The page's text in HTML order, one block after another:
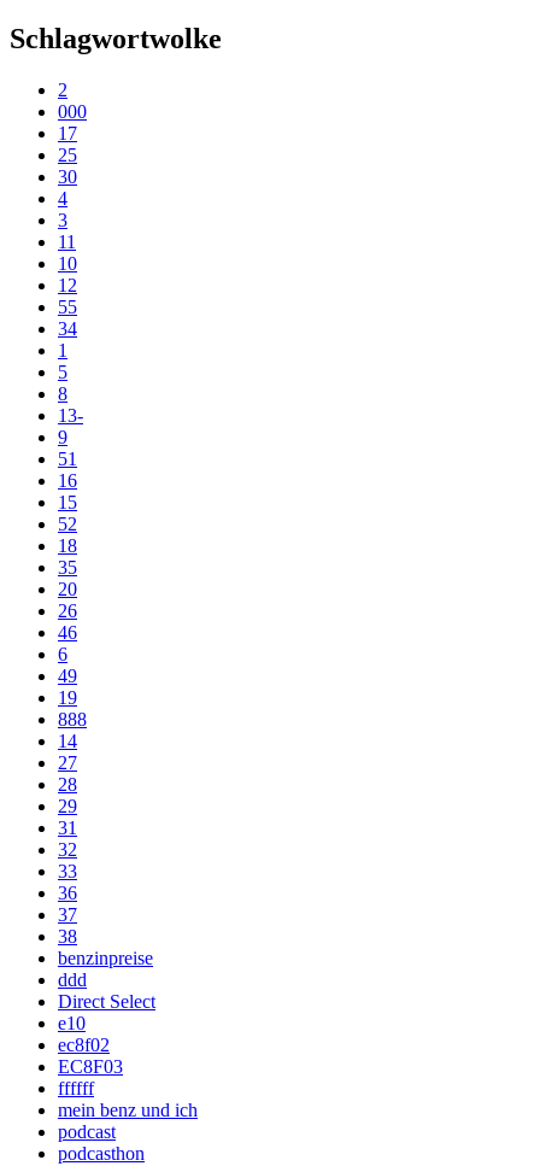
Schlagwortwolke
2
000
17
25
30
4
3
11
10
12
55
34
1
5
8
13-
9
51
16
15
52
18
35
20
26
46
6
49
19
888
14
27
28
29
31
32
33
36
37
38
benzinpreise
ddd
Direct Select
e10
ec8f02
EC8F03
ffffff
mein benz und ich
podcast
podcasthon